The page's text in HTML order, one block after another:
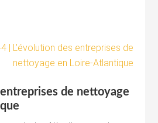
entreprises de nettoyage